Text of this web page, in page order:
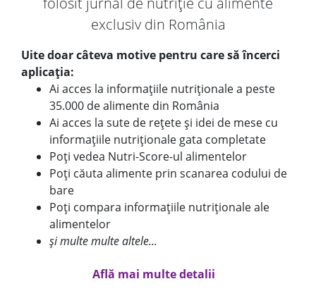
exclusiv din România
Uite doar câteva motive pentru care să încerci
aplicația:
Ai acces la informațiile nutriționale a peste
35.000 de alimente din România
Ai acces la sute de rețete și idei de mese cu
informațiile nutriționale gata completate
Poți vedea Nutri-Score-ul alimentelor
Poți căuta alimente prin scanarea codului de
bare
Poți compara informațiile nutriționale ale
alimentelor
și multe multe altele...
Află mai multe detalii